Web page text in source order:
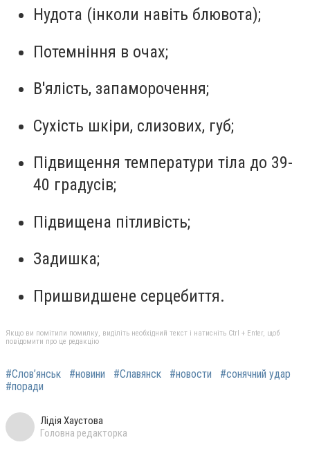
Нудота (інколи навіть блювота);
Потемніння в очах;
В'ялість, запаморочення;
Сухість шкіри, слизових, губ;
Підвищення температури тіла до 39-
40 градусів;
Підвищена пітливість;
Задишка;
Пришвидшене серцебиття.
Якщо ви помітили помилку, виділіть необхідний текст і натисніть Ctrl + Enter, щоб
повідомити про це редакцію
#Слов’янськ #новини #Славянск #новости
#сонячний удар
#поради
Лідія Хаустова
Головна редакторка